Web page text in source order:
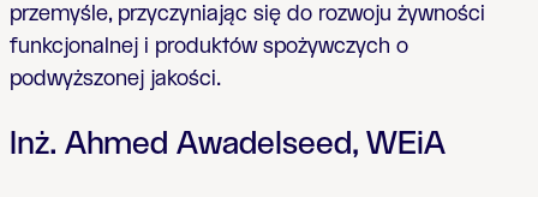
przemyśle, przyczyniając się do rozwoju żywności
funkcjonalnej i produktów spożywczych o
podwyższonej jakości.
Inż. Ahmed Awadelseed, WEiA